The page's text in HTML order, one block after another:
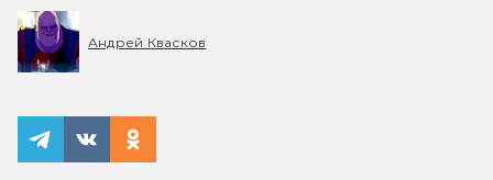
Андрей Квасков